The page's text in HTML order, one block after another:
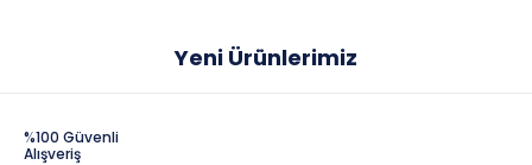
Yeni Ürünlerimiz
%100 Güvenli
Alışveriş